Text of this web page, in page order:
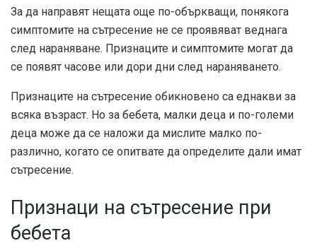
За да направят нещата още по-объркващи, понякога
симптомите на сътресение не се проявяват веднага
след нараняване. Признаците и симптомите могат да
се появят часове или дори дни след нараняването.
Признаците на сътресение обикновено са еднакви за
всяка възраст. Но за бебета, малки деца и по-големи
деца може да се наложи да мислите малко по-
различно, когато се опитвате да определите дали имат
сътресение.
Признаци на сътресение при
бебета